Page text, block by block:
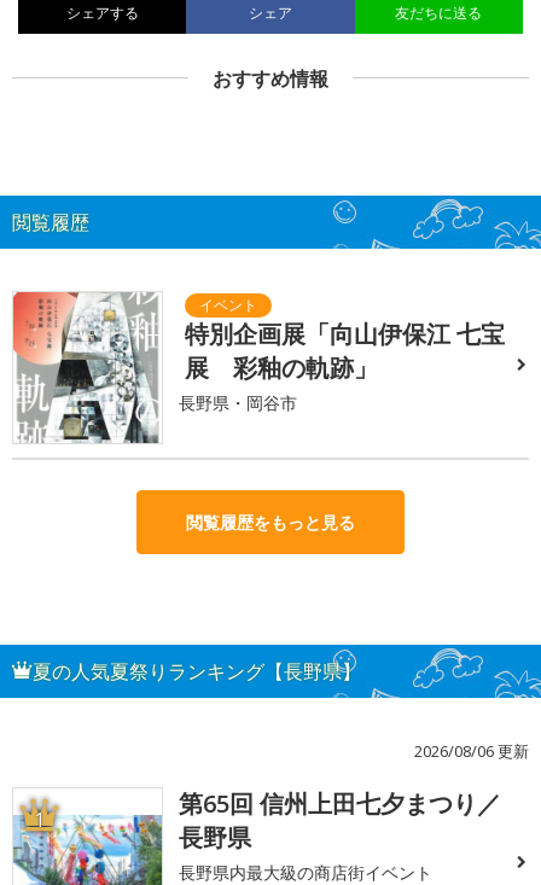
シェアする シェア 友だちに送る
おすすめ情報
閲覧履歴
特別企画展「向山伊保江 七宝
展 彩釉の軌跡」
長野県・岡谷市
閲覧履歴をもっと見る
夏の人気夏祭りランキング【長野県】
2026/08/06 更新
1
第65回 信州上田七夕まつり／
長野県
長野県内最大級の商店街イベント